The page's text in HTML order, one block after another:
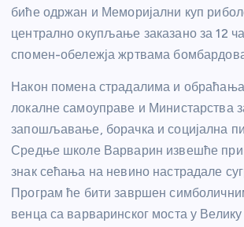
биће одржан и Меморијални куп
централно окупљање заказано за 12
спомен-обележја жртвама
Након помена страдалима и
локалне самоуправе и Министарства
запошљавање, борачка и социјална
Средње школе Варварин извешће
знак сећања на невино настрадале
Програм ће бити завршен
венца са варваринског моста у